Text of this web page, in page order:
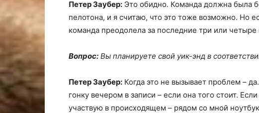
Петер Заубер: Это обидно. Команда должна была
пелотона, и я считаю, что это тоже возможно. Но
команда преодолела за последние три или четыре
Вопрос: Вы планируете свой уик-энд в
Петер Заубер: Когда это не вызывает проблем –
гонку вечером в записи – если она того стоит.
участвую в происходящем – рядом со мной